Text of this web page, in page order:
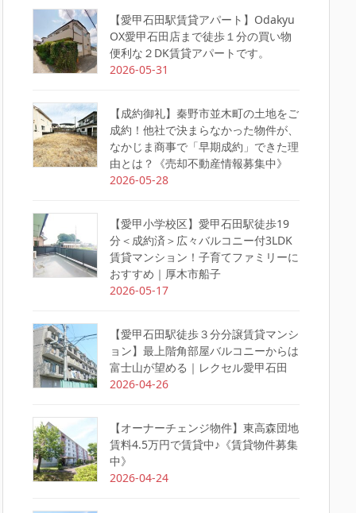
【愛甲石田駅賃貸アパート】Odakyu
OX愛甲石田店まで徒歩１分の買い物
便利な２DK賃貸アパートです。
2026-05-31
【成約御礼】秦野市並木町の土地をご
成約！他社で決まらなかった物件が、
なかじま商事で「早期成約」できた理
由とは？《売却不動産情報募集中》
2026-05-28
【愛甲小学校区】愛甲石田駅徒歩19
分＜成約済＞広々バルコニー付3LDK
賃貸マンション！子育てファミリーに
おすすめ｜厚木市船子
2026-05-17
【愛甲石田駅徒歩３分分譲賃貸マンシ
ョン】最上階角部屋バルコニーからは
富士山が望める｜レクセル愛甲石田
2026-04-26
【オーナーチェンジ物件】東高森団地
賃料4.5万円で賃貸中♪《賃貸物件募集
中》
2026-04-24